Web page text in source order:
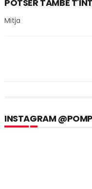
POTSER TAMBÉ
Mitja
INSTAGRAM